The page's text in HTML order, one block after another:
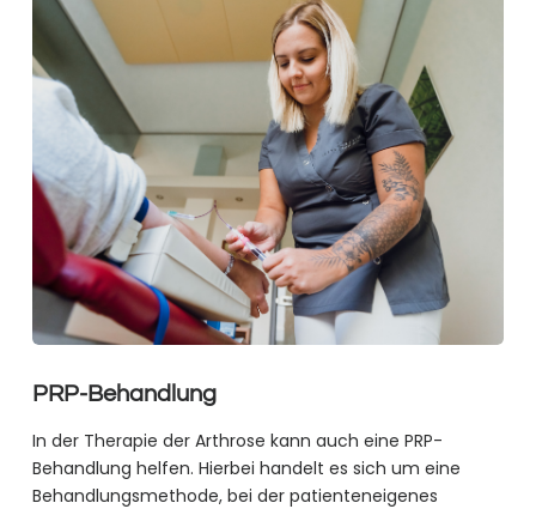
PRP-Behandlung
In der Therapie der Arthrose kann auch eine PRP-
Behandlung helfen. Hierbei handelt es sich um eine
Behandlungsmethode, bei der patienteneigenes